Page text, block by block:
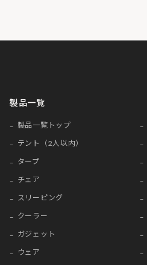
製品一覧
製品一覧トップ
テント（2人以内）
タープ
チェア
スリーピング
クーラー
ガジェット
ウェア